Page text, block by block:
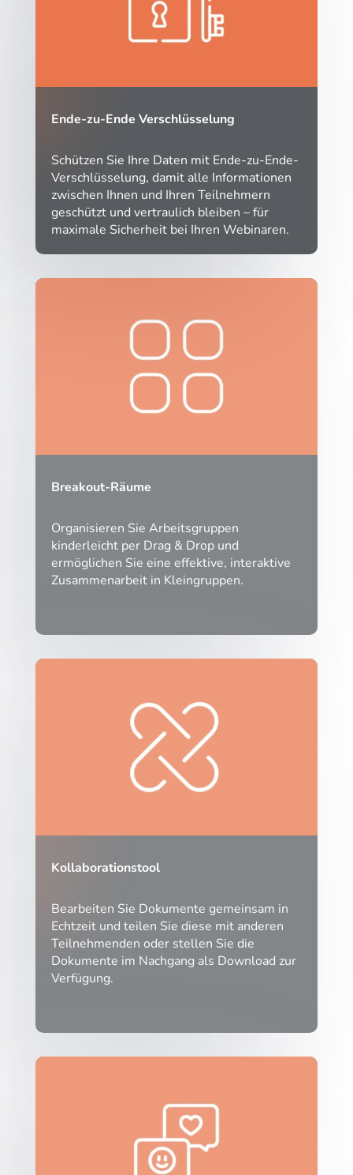
Ende-zu-Ende Verschlüsselung
Schützen Sie Ihre Daten mit Ende-zu-Ende-
Verschlüsselung, damit alle Informationen
zwischen Ihnen und Ihren Teilnehmern
geschützt und vertraulich bleiben – für
maximale Sicherheit bei Ihren Webinaren.
Breakout-Räume
Organisieren Sie Arbeitsgruppen
kinderleicht per Drag & Drop und
ermöglichen Sie eine effektive, interaktive
Zusammenarbeit in Kleingruppen.
Kollaborationstool
Bearbeiten Sie Dokumente gemeinsam in
Echtzeit und teilen Sie diese mit anderen
Teilnehmenden oder stellen Sie die
Dokumente im Nachgang als Download zur
Verfügung.